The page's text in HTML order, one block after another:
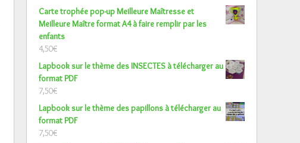
Carte trophée pop-up Meilleure Maîtresse et
Meilleure Maître format A4 à faire remplir par les
enfants
4,50€
Lapbook sur le thème des INSECTES à télécharger au
format PDF
7,50€
Lapbook sur le thème des papillons à télécharger au
format PDF
7,50€